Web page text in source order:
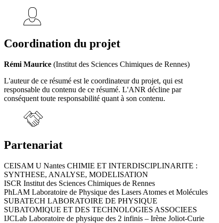
Coordination du projet
Rémi Maurice (Institut des Sciences Chimiques de Rennes)
L'auteur de ce résumé est le coordinateur du projet, qui est
responsable du contenu de ce résumé. L'ANR décline par
conséquent toute responsabilité quant à son contenu.
Partenariat
CEISAM U Nantes CHIMIE ET INTERDISCIPLINARITE :
SYNTHESE, ANALYSE, MODELISATION
ISCR Institut des Sciences Chimiques de Rennes
PhLAM Laboratoire de Physique des Lasers Atomes et Molécules
SUBATECH LABORATOIRE DE PHYSIQUE
SUBATOMIQUE ET DES TECHNOLOGIES ASSOCIEES
IJCLab Laboratoire de physique des 2 infinis – Irène Joliot-Curie